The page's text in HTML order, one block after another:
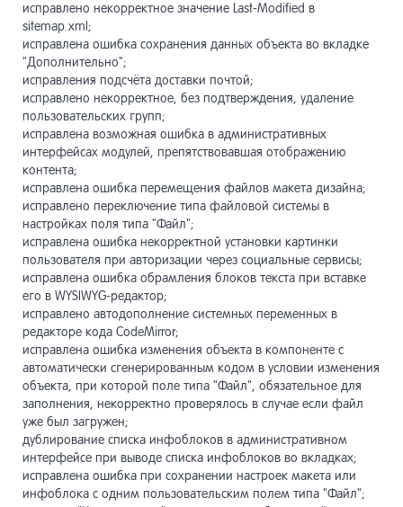
исправлено некорректное значение Last-Modified в
sitemap.xml;
исправлена ошибка сохранения данных объекта во вкладке
"Дополнительно";
исправления подсчёта доставки почтой;
исправлено некорректное, без подтверждения, удаление
пользовательских групп;
исправлена возможная ошибка в административных
интерфейсах модулей, препятствовавшая отображению
контента;
исправлена ошибка перемещения файлов макета дизайна;
исправлено переключение типа файловой системы в
настройках поля типа "Файл";
исправлена ошибка некорректной установки картинки
пользователя при авторизации через социальные сервисы;
исправлена ошибка обрамления блоков текста при вставке
его в WYSIWYG-редактор;
исправлено автодополнение системных переменных в
редакторе кода CodeMirror;
исправлена ошибка изменения объекта в компоненте с
автоматически сгенерированным кодом в условии изменения
объекта, при которой поле типа "Файл", обязательное для
заполнения, некорректно проверялось в случае если файл
уже был загружен;
дублирование списка инфоблоков в административном
интерфейсе при выводе списка инфоблоков во вкладках;
исправлена ошибка при сохранении настроек макета или
инфоблока с одним пользовательским полем типа "Файл";